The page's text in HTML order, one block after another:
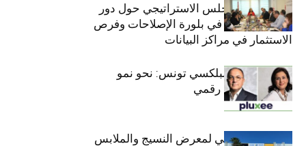
والعشرين للمجلس الاستراتيجي حول دور
القطاع الخاص في بلورة الإصلاحات وفرص
الاستثمار في مراكز البيانات
قيادة مزدوجة لبلكسي تونس: نحو نمو
متسارع وتحول رقمي
الافتتاح الرسمي لمعرض النسيج والملابس